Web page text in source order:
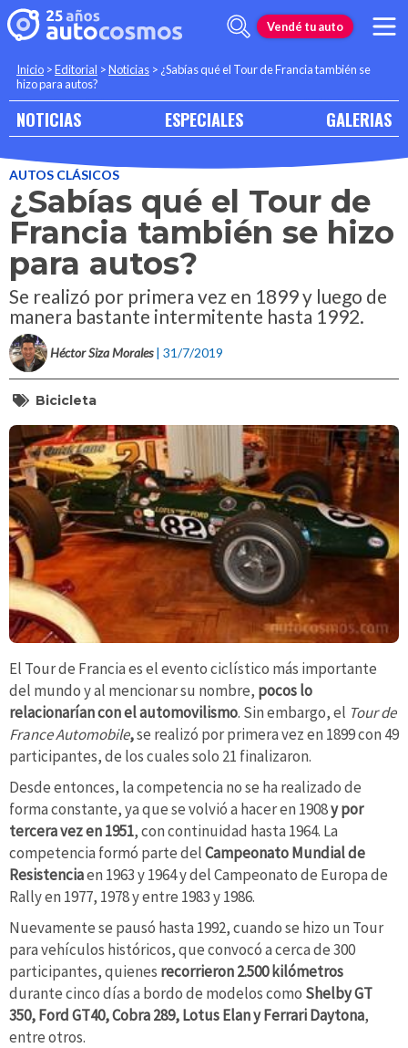
Vendé tu auto
Inicio >Editorial >Noticias > ¿Sabías qué el Tour de Francia también se
hizo para autos?
NOTICIAS ESPECIALES GALERIAS
AUTOS CLÁSICOS
¿Sabías qué el Tour de
Francia también se hizo
para autos?
Se realizó por primera vez en 1899 y luego de
manera bastante intermitente hasta 1992.
Héctor Siza Morales | 31/7/2019
Bicicleta
El Tour de Francia es el evento ciclístico más importante
del mundo y al mencionar su nombre, pocos lo
relacionarían con el automovilismo. Sin embargo, el Tour de
France Automobile,se realizó por primera vez en 1899 con 49
participantes, de los cuales solo 21 finalizaron.
Desde entonces, la competencia no se ha realizado de
forma constante, ya que se volvió a hacer en 1908y por
tercera vezen 1951, con continuidad hasta 1964. La
competencia formó parte delCampeonato Mundial de
Resistenciaen 1963 y 1964 y del Campeonato de Europa de
Rally en 1977, 1978 y entre 1983 y 1986.
Nuevamente se pausó hasta 1992, cuando se hizo un Tour
para vehículos históricos, que convocó a cerca de 300
participantes, quienes recorrieron 2.500 kilómetros
durante cinco días a bordo de modelos como Shelby GT
350, Ford GT40, Cobra 289, Lotus Elan y Ferrari Daytona,
entre otros.